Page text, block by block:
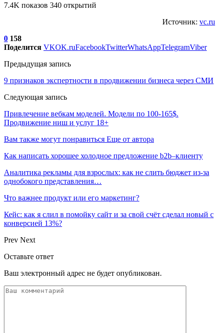
7.4K показов 340 открытий
Источник: vc.ru
0 158
Поделится VKOK.ruFacebookTwitterWhatsAppTelegramViber
Предыдущая запись
9 признаков экспертности в продвижении бизнеса через СМИ
Следующая запись
Привлечение вебкам моделей. Модели по 100-165$.
Продвижение ниш и услуг 18+
Вам также могут понравиться Еще от автора
Как написать хорошее холодное предложение b2b–клиенту
Аналитика рекламы для взрослых: как не слить бюджет из-за
однобокого представления…
Что важнее продукт или его маркетинг?
Кейс: как я слил в помойку сайт и за свой счёт сделал новый с
конверсией 13%?
Prev Next
Оставьте ответ
Ваш электронный адрес не будет опубликован.